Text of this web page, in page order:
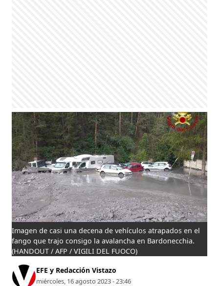
Imagen de casi una decena de vehículos atrapados en el
fango que trajo consigo la avalancha en Bardonecchia.
(HANDOUT / AFP / VIGILI DEL FUOCO)
EFE y Redacción Vistazo
miércoles, 16 agosto 2023 - 23:46